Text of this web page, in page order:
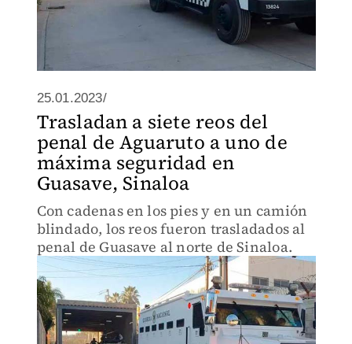
25.01.2023/
Trasladan a siete reos del
penal de Aguaruto a uno de
máxima seguridad en
Guasave, Sinaloa
Con cadenas en los pies y en un camión
blindado, los reos fueron trasladados al
penal de Guasave al norte de Sinaloa.